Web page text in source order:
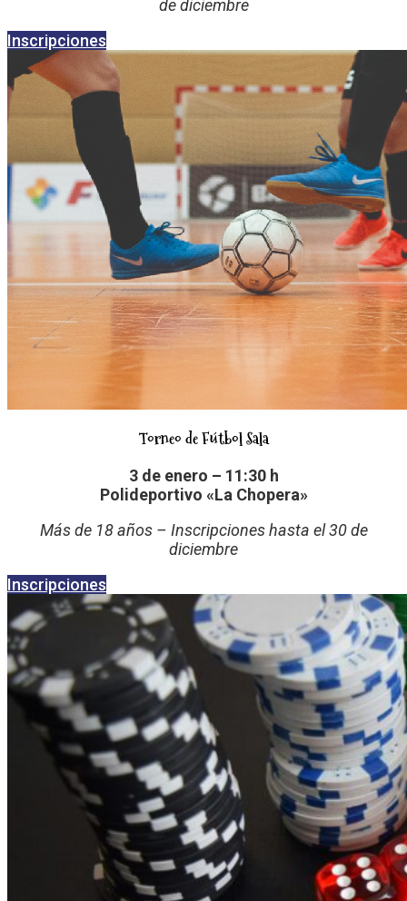
de diciembre
Inscripciones
Torneo de Fútbol Sala
3 de enero – 11:30 h
Polideportivo «La Chopera»
Más de 18 años – Inscripciones hasta el 30 de
diciembre
Inscripciones